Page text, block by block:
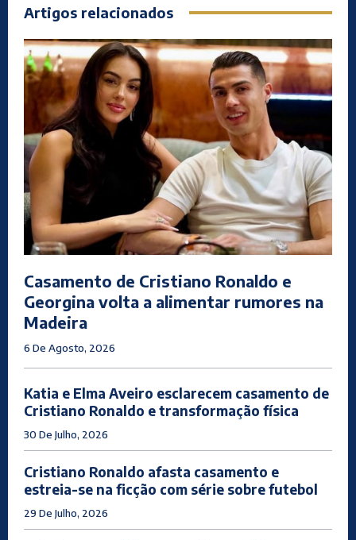
Artigos relacionados
Casamento de Cristiano Ronaldo e
Georgina volta a alimentar rumores na
Madeira
6 De Agosto, 2026
Katia e Elma Aveiro esclarecem casamento de
Cristiano Ronaldo e transformação física
30 De Julho, 2026
Cristiano Ronaldo afasta casamento e
estreia-se na ficção com série sobre futebol
29 De Julho, 2026